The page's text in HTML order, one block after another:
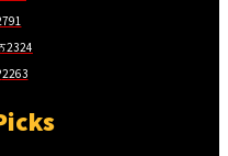
2324
2263